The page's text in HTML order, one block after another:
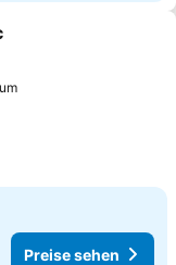
hinzufügen
Preise sehen